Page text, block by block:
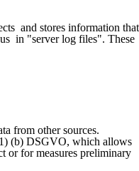
and stores information that
in "server log files". These
from other sources.
(b) DSGVO, which allows
or for measures preliminary